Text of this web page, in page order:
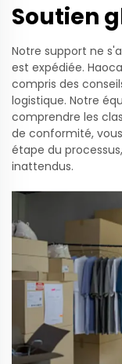
Soutien
Notre support ne
est expédiée.
compris des
logistique. Notre
comprendre les
de conformité,
étape du
inattendus.